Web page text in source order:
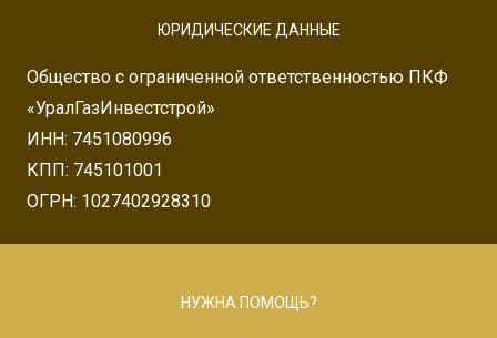
ЮРИДИЧЕСКИЕ ДАННЫЕ
Общество с ограниченной ответственностью ПКФ
«УралГазИнвестстрой»
ИНН: 7451080996
КПП: 745101001
ОГРН: 1027402928310
НУЖНА ПОМОЩЬ?